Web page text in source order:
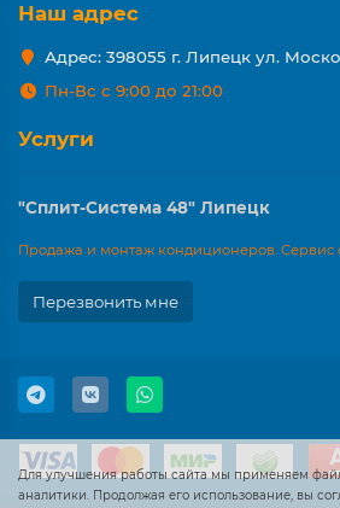
Для улучшения работы сайта мы применяем
аналитики. Продолжая его использование, вы
Наш адрес
Адрес: 398055 г. Липецк ул.
Пн-Вс с 9:00 до 21:00
Услуги
"Сплит-Система 48" Липецк
Продажа и монтаж кондиционеров. Сервис
Перезвонить мне